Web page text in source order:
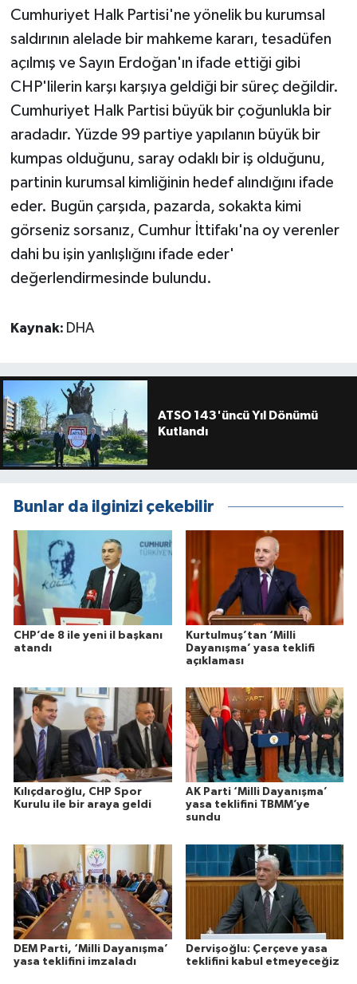
Cumhuriyet Halk Partisi'ne yönelik bu kurumsal
saldırının alelade bir mahkeme kararı, tesadüfen
açılmış ve Sayın Erdoğan'ın ifade ettiği gibi
CHP'lilerin karşı karşıya geldiği bir süreç değildir.
Cumhuriyet Halk Partisi büyük bir çoğunlukla bir
aradadır. Yüzde 99 partiye yapılanın büyük bir
kumpas olduğunu, saray odaklı bir iş olduğunu,
partinin kurumsal kimliğinin hedef alındığını ifade
eder. Bugün çarşıda, pazarda, sokakta kimi
görseniz sorsanız, Cumhur İttifakı'na oy verenler
dahi bu işin yanlışlığını ifade eder'
değerlendirmesinde bulundu.
Kaynak: DHA
ATSO 143'üncü Yıl Dönümü
Kutlandı
Bunlar da ilginizi çekebilir
CHP’de 8 ile yeni il başkanı
atandı
Kurtulmuş’tan ‘Milli
Dayanışma’ yasa teklifi
açıklaması
Kılıçdaroğlu, CHP Spor
Kurulu ile bir araya geldi
AK Parti ‘Milli Dayanışma’
yasa teklifini TBMM’ye
sundu
DEM Parti, ‘Milli Dayanışma’
yasa teklifini imzaladı
Dervişoğlu: Çerçeve yasa
teklifini kabul etmeyeceğiz